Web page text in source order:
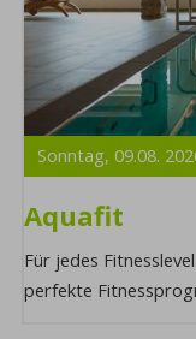
Sonntag,09.08.
Aquafit
Für jedes
perfekte